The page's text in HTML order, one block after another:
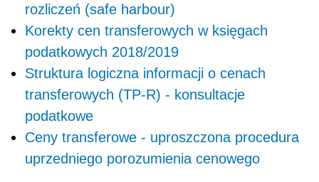
rozliczeń (safe harbour)
Korekty cen transferowych w księgach
podatkowych 2018/2019
Struktura logiczna informacji o cenach
transferowych (TP-R) - konsultacje
podatkowe
Ceny transferowe - uproszczona procedura
uprzedniego porozumienia cenowego